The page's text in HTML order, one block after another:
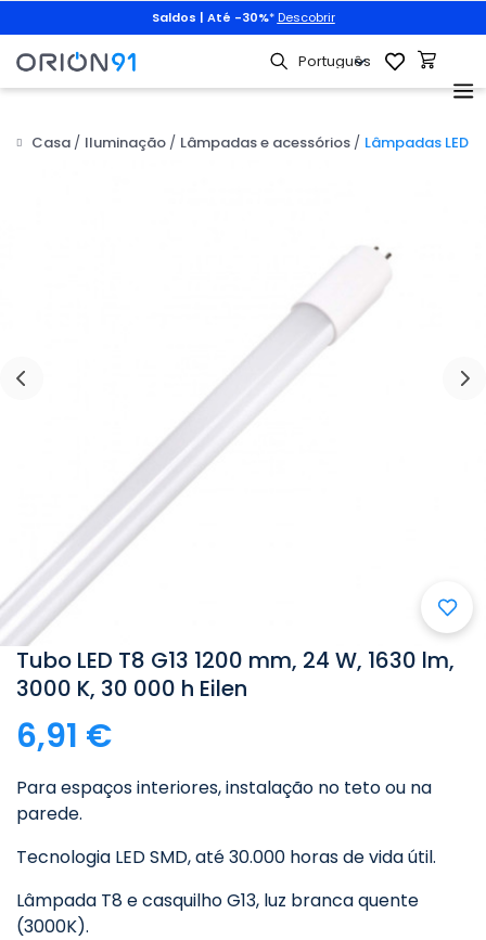
Saldos | Até -30%* Descobrir
Casa Iluminação Lâmpadas e acessórios Lâmpadas LED
Tubo LED T8 G13 1200 mm, 24 W, 1630 lm,
3000 K, 30 000 h Eilen
6,91 €
Para espaços interiores, instalação no teto ou na
parede.
Tecnologia LED SMD, até 30.000 horas de vida útil.
Lâmpada T8 e casquilho G13, luz branca quente
(3000K).